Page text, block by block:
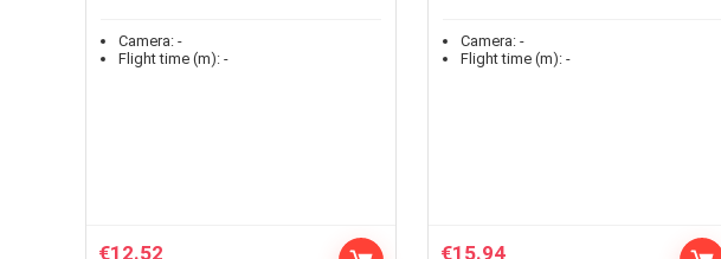
Camera: -
Flight time (m): -
€12.52
Camera:-
Flight time (m):-
€15.94